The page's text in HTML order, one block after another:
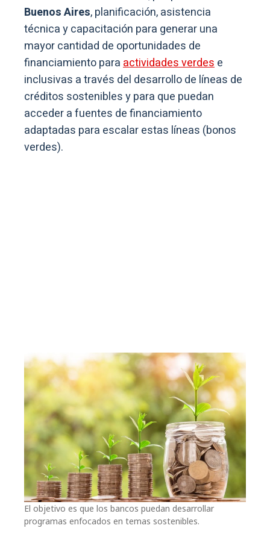
Buenos Aires, planificación, asistencia
técnica y capacitación para generar una
mayor cantidad de oportunidades de
financiamiento paraactividades verdese
inclusivas a través del desarrollo de líneas de
créditos sostenibles y para que puedan
acceder a fuentes de financiamiento
adaptadas para escalar estas líneas (bonos
verdes).
El objetivo es que los bancos puedan desarrollar
programas enfocados en temas sostenibles.